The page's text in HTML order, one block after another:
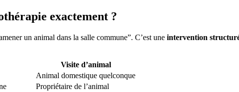
exactement ?
un animal dans la salle commune”. C’est une intervention
Visite d’animal
Animal domestique quelconque
Propriétaire de l’animal